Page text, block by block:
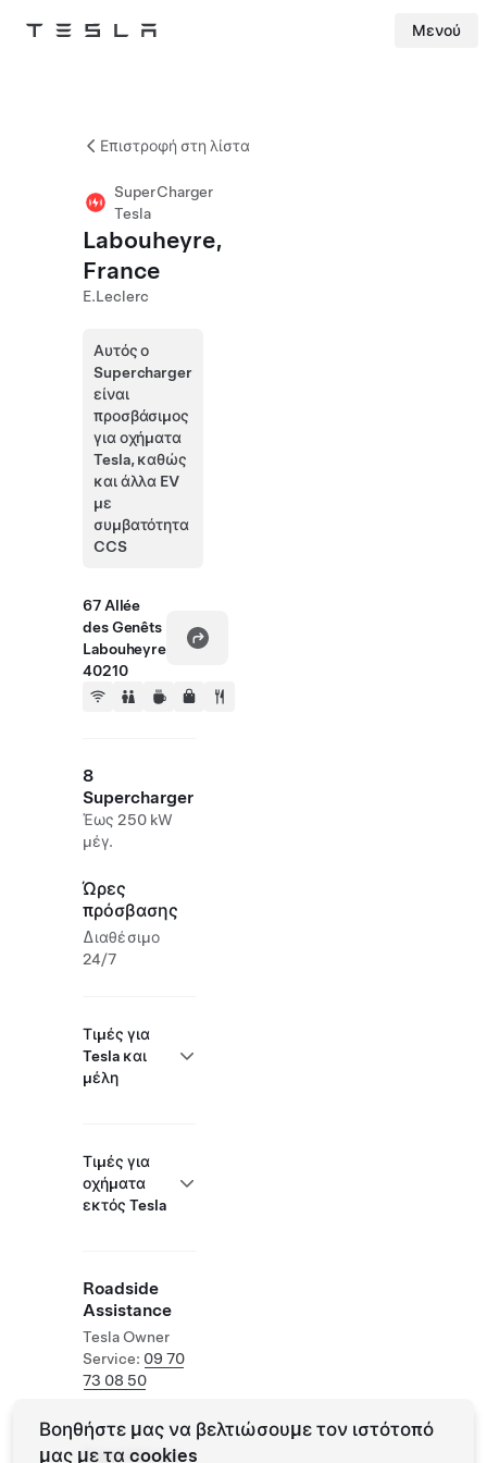
Tesla Μενού
Επιστροφή στη λίστα
SuperCharger
Tesla
Labouheyre,
France
E.Leclerc
Αυτός ο
Supercharger
είναι
προσβάσιμος
για οχήματα
Tesla, καθώς
και άλλα EV
με
συμβατότητα
CCS
67 Allée
des Genêts
Labouheyre
40210
8
Supercharger
Έως 250 kW
μέγ.
Ώρες
πρόσβασης
Διαθέσιμο
24/7
Τιμές για
Tesla και
μέλη
Τιμές για
οχήματα
εκτός Tesla
Roadside
Assistance
Tesla Owner
Service: 09 70
73 08 50
Supercharger
Βοηθήστε μας να βελτιώσουμε τον ιστότοπό
μας με τα cookies